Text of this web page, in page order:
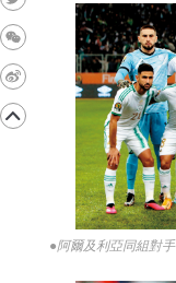
●阿爾及利亞同組對